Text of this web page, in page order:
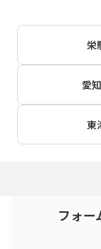
栄
愛
東
フォー